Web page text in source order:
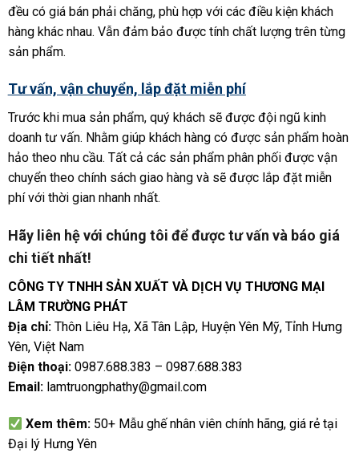
đều có giá bán phải chăng, phù hợp với các điều kiện khách
hàng khác nhau. Vẫn đảm bảo được tính chất lượng trên từng
sản phẩm.
Tư vấn, vận chuyển, lắp đặt miễn phí
Trước khi mua sản phẩm, quý khách sẽ được đội ngũ kinh
doanh tư vấn. Nhằm giúp khách hàng có được sản phẩm hoàn
hảo theo nhu cầu. Tất cả các sản phẩm phân phối được vận
chuyển theo chính sách giao hàng và sẽ được lắp đặt miễn
phí với thời gian nhanh nhất.
Hãy liên hệ với chúng tôi để được tư vấn và báo giá
chi tiết nhất!
CÔNG TY TNHH SẢN XUẤT VÀ DỊCH VỤ THƯƠNG MẠI
LÂM TRƯỜNG PHÁT
Địa chỉ: Thôn Liêu Hạ, Xã Tân Lập, Huyện Yên Mỹ, Tỉnh Hưng
Yên, Việt Nam
Điện thoại: 0987.688.383 – 0987.688.383
Email: lamtruongphathy@gmail.com
Xem thêm: 50+ Mẫu ghế nhân viên chính hãng, giá rẻ tại
Đại lý Hưng Yên